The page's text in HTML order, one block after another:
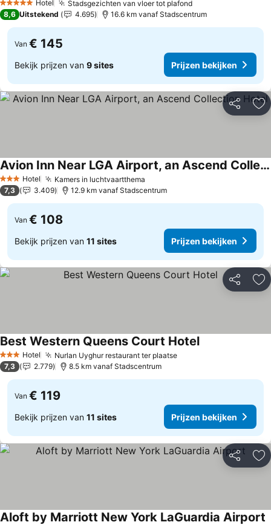
5 Sterren Hotel Stadsgezichten van vloer tot plafondPrijzen bekijken
8,6 Uitstekend 4.695 16.6 km vanaf Stadscentrum
Van € 145
Bekijk prijzen van 9 sites Prijzen bekijken
Delen
3 SterrenHotel Kamers in luchtvaartthema
Avion Inn Near LGA Airport, an Ascend Collection Hotel
Prijzen bekijken
7,3 3.409 12.9 km vanaf Stadscentrum
Van € 108
Bekijk prijzen van 11 sites Prijzen bekijken
Delen
3 SterrenHotel Nurlan Uyghur restaurant ter plaatsePrijzen bekijken
Best Western Queens Court HotelPrijzen bekijken
7,3 2.779 8.5 km vanaf Stadscentrum
Van € 119
Bekijk prijzen van 11 sites Prijzen bekijken
Delen
Aloft by Marriott New York LaGuardia Airport